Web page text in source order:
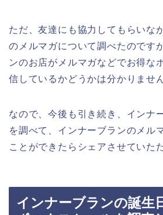
ただ、友達にも協力してもらいな
のメルマガについて調べたのです
ンのお店がメルマガなどでお得な
信しているかどうかは分かりませ
なので、今後も引き続き、インナ
を調べて、インナーブランのメル
ことができたらシェアさせていた
インナーブランの誕生